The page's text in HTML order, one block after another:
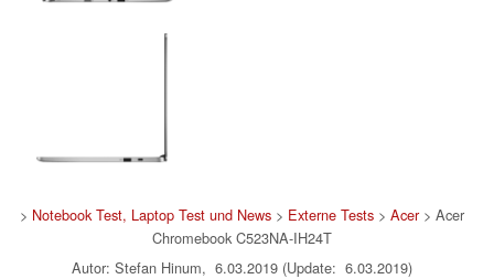
> Notebook Test, Laptop Test und News> Externe Tests> Acer> Acer
Chromebook C523NA-IH24T
Autor: Stefan Hinum, 6.03.2019 (Update: 6.03.2019)